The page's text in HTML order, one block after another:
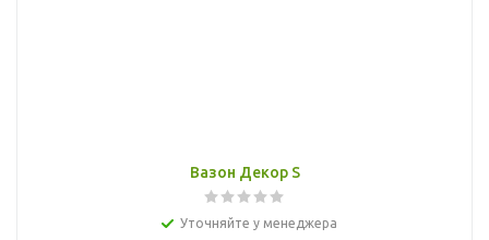
Вазон Декор S
Уточняйте у менеджера